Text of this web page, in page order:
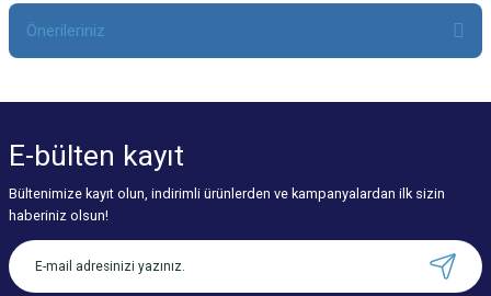
Önerileriniz
Görüş ve önerileriniz için teşekkür ederiz.
Ürün resmi kalitesiz, bozuk veya görüntülenemiyor.
Ürün açıklamasında eksik bilgiler bulunuyor.
Ürün bilgilerinde hatalar bulunuyor.
E-bülten kayıt
Bültenimize kayıt olun, indirimli ürünlerden ve kampanyalardan ilk sizin
haberiniz olsun!